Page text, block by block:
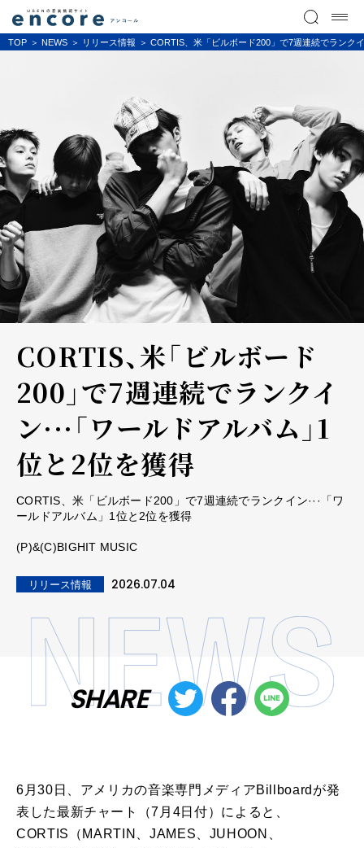
TOP NEWS リリース情報 CORTIS、米「ビルボード200」で7週連続でランク
CORTIS、米「ビルボード
200」で7週連続でランクイ
ン···「ワールドアルバム」1
位と2位を獲得
CORTIS、米「ビルボード200」で7週連続でランクイン···「ワ
ールドアルバム」1位と2位を獲得
(P)&(C)BIGHIT MUSIC
リリース情報 2026.07.04
SHARE
6月30日、アメリカの音楽専門メディアBillboardが発
表した最新チャート（7月4日付）によると、
CORTIS（MARTIN、JAMES、JUHOON、